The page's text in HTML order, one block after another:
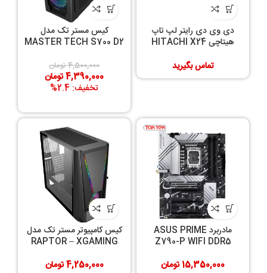
دی وی دی رایتر لپ تاپ
هیتاچی HITACHI X24
تماس بگیرید
کیس مستر تک مدل
MASTER TECH S700 D2
4,500,000تومان
4,390,000تومان
تخفیف: 2.4%
مادربرد ASUS PRIME
Z790-P WIFI DDR5
15,350,000تومان
کیس کامپیوتر مستر تک مدل
RAPTOR – XGAMING
4,250,000تومان